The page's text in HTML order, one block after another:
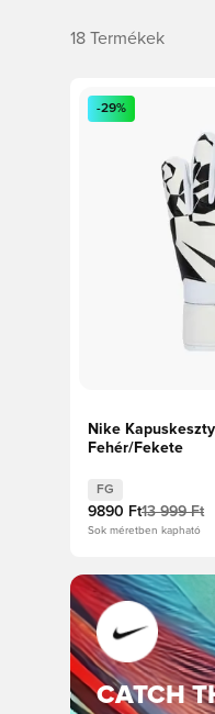
18 Termékek
CATCH
Megnyit egy
-29%
Nike
Fehér/Fekete
FG
9890 Ft13 999 Ft
Sok méretben kapható